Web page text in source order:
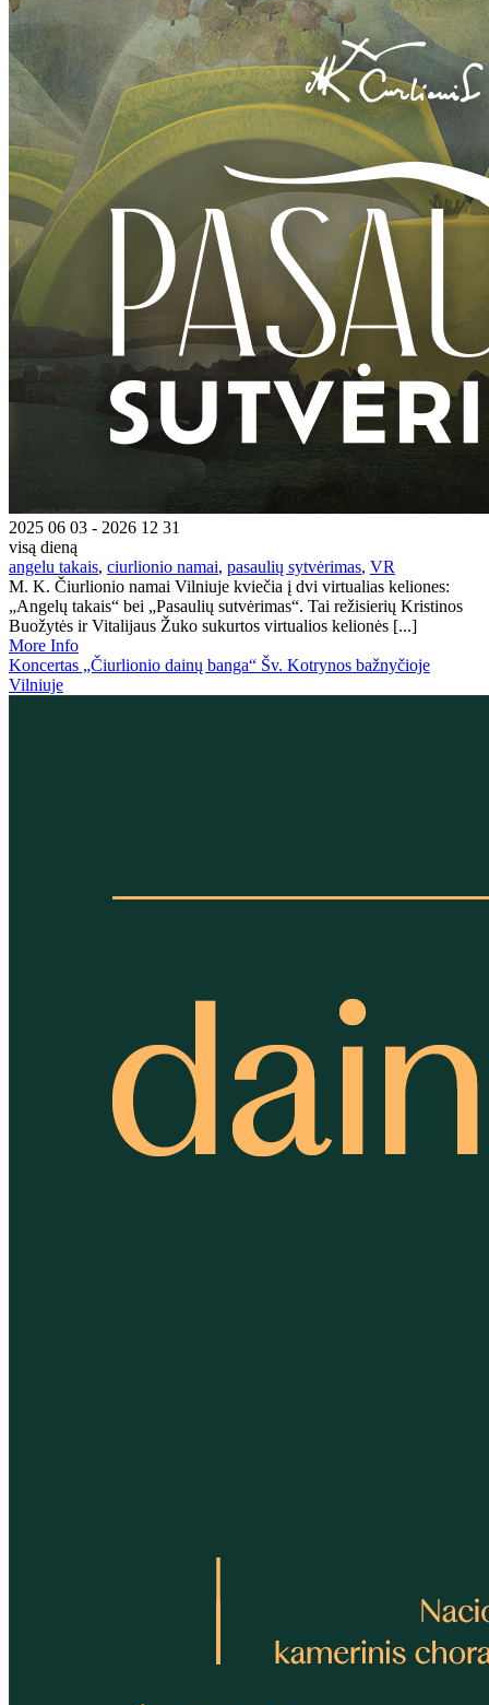
2025 06 03 - 2026 12 31
visą dieną
angelu takais, ciurlionio namai, pasaulių sytvėrimas, VR
M. K. Čiurlionio namai Vilniuje kviečia į dvi virtualias keliones:
„Angelų takais“ bei „Pasaulių sutvėrimas“. Tai režisierių Kristinos
Buožytės ir Vitalijaus Žuko sukurtos virtualios kelionės [...]
More Info
Koncertas „Čiurlionio dainų banga“ Šv. Kotrynos bažnyčioje
Vilniuje